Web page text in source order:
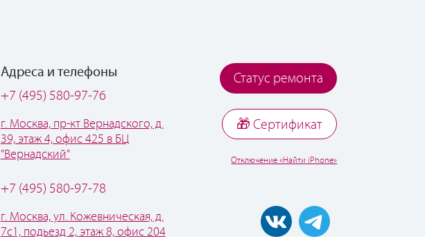
Адреса и телефоны
+7 (495) 580-97-76
г. Москва, пр-кт Вернадского, д.
39, этаж 4, офис 425 в БЦ
"Вернадский"
+7 (495) 580-97-78
г. Москва, ул. Кожевническая, д.
7с1, подьезд 2, этаж 8, офис 204
Статус ремонта
🎁 Cертификат
Отключение «Найти iPhone»